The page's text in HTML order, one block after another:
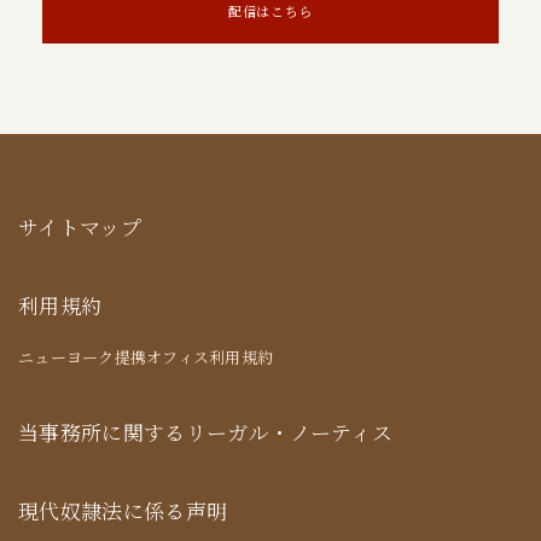
配信はこちら
サイトマップ
利用規約
ニューヨーク提携オフィス利用規約
当事務所に関するリーガル・ノーティス
現代奴隷法に係る声明